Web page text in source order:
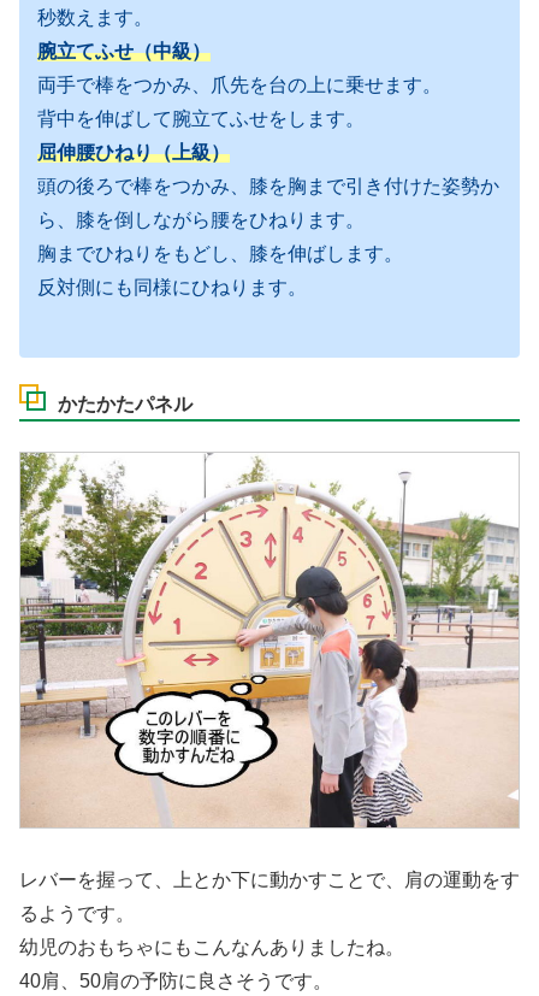
秒数えます。
腕立てふせ（中級）
両手で棒をつかみ、爪先を台の上に乗せます。
背中を伸ばして腕立てふせをします。
屈伸腰ひねり（上級）
頭の後ろで棒をつかみ、膝を胸まで引き付けた姿勢か
ら、膝を倒しながら腰をひねります。
胸までひねりをもどし、膝を伸ばします。
反対側にも同様にひねります。
かたかたパネル
レバーを握って、上とか下に動かすことで、肩の運動をす
るようです。
幼児のおもちゃにもこんなんありましたね。
40肩、50肩の予防に良さそうです。